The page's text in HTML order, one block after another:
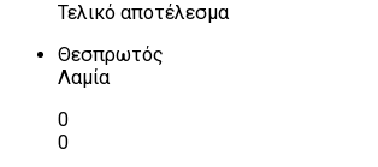
Τελικό αποτέλεσμα
Θεσπρωτός
Λαμία
0
0